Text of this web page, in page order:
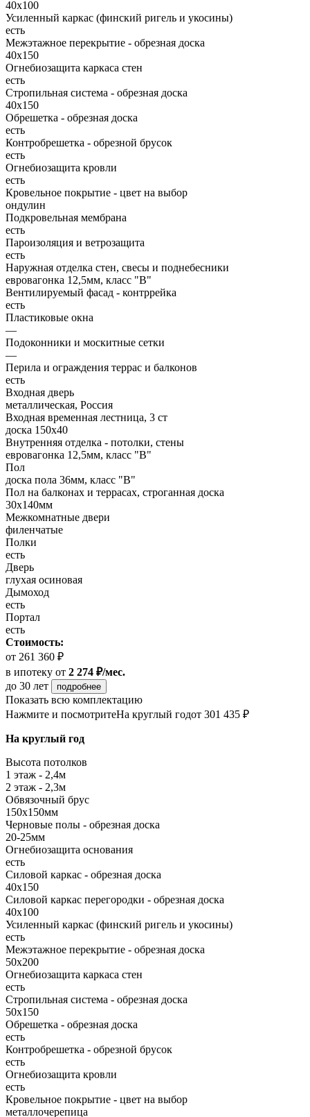
40x100
Усиленный каркас (финский ригель и укосины)
есть
Межэтажное перекрытие - обрезная доска
40х150
Огнебиозащита каркаса стен
есть
Стропильная система - обрезная доска
40х150
Обрешетка - обрезная доска
есть
Контробрешетка - обрезной брусок
есть
Огнебиозащита кровли
есть
Кровельное покрытие - цвет на выбор
ондулин
Подкровельная мембрана
есть
Пароизоляция и ветрозащита
есть
Наружная отделка стен, свесы и поднебесники
евровагонка 12,5мм, класс "В"
Вентилируемый фасад - контррейка
есть
Пластиковые окна
—
Подоконники и москитные сетки
—
Перила и ограждения террас и балконов
есть
Входная дверь
металлическая, Россия
Входная временная лестница, 3 ст
доска 150х40
Внутренняя отделка - потолки, стены
евровагонка 12,5мм, класс "В"
Пол
доска пола 36мм, класс "B"
Пол на балконах и террасах, строганная доска
30x140мм
Межкомнатные двери
филенчатые
Полки
есть
Дверь
глухая осиновая
Дымоход
есть
Портал
есть
Стоимость:
от 261 360 ₽
в ипотеку от 2 274 ₽/мес.
до 30 лет
подробнее
Показать всю комплектацию
Нажмите и посмотритеНа круглый годот 301 435 ₽
На круглый год
Высота потолков
1 этаж - 2,4м
2 этаж - 2,3м
Обвязочный брус
150х150мм
Черновые полы - обрезная доска
20-25мм
Огнебиозащита основания
есть
Силовой каркас - обрезная доска
40х150
Силовой каркас перегородки - обрезная доска
40x100
Усиленный каркас (финский ригель и укосины)
есть
Межэтажное перекрытие - обрезная доска
50х200
Огнебиозащита каркаса стен
есть
Стропильная система - обрезная доска
50х150
Обрешетка - обрезная доска
есть
Контробрешетка - обрезной брусок
есть
Огнебиозащита кровли
есть
Кровельное покрытие - цвет на выбор
металлочерепица